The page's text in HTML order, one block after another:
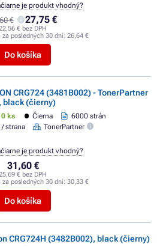
€ 27,75 €
€ bez DPH
za posledných 30 dní: 26,64 €
Do košíka
je produkt vhodný?
CRG724 (3481B002) - TonerPartner
black (čierny)
ks Čierna
6000 strán
strana
TonerPartner
31,60 €
€ bez DPH
posledných 30 dní: 30,33 €
Do košíka
je produkt vhodný?
CRG724H (3482B002), black (čierny)